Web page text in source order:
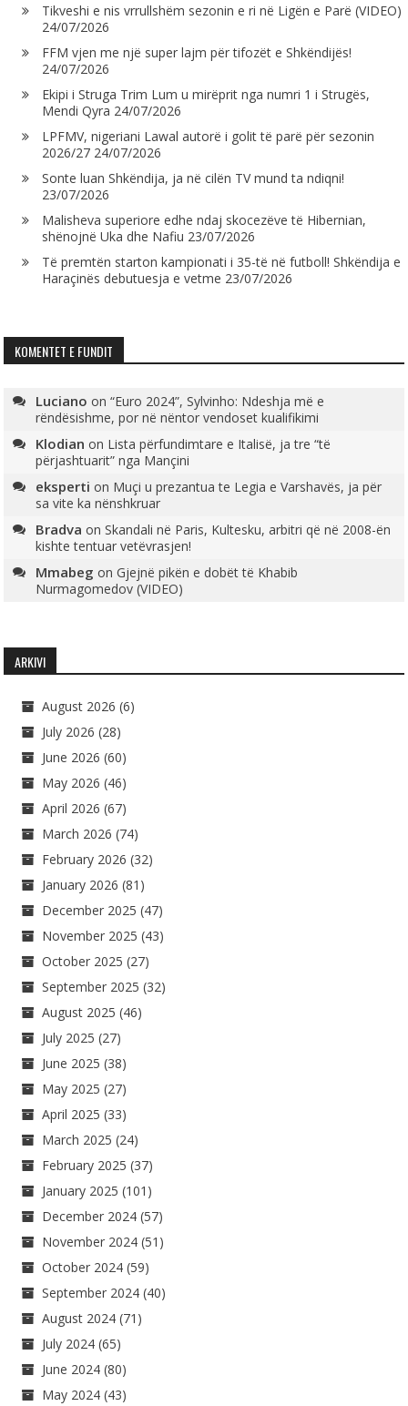
Tikveshi e nis vrrullshëm sezonin e ri në Ligën e Parë (VIDEO)
24/07/2026
FFM vjen me një super lajm për tifozët e Shkëndijës!
24/07/2026
Ekipi i Struga Trim Lum u mirëprit nga numri 1 i Strugës,
Mendi Qyra 24/07/2026
LPFMV, nigeriani Lawal autorë i golit të parë për sezonin
2026/27 24/07/2026
Sonte luan Shkëndija, ja në cilën TV mund ta ndiqni!
23/07/2026
Malisheva superiore edhe ndaj skocezëve të Hibernian,
shënojnë Uka dhe Nafiu 23/07/2026
Të premtën starton kampionati i 35-të në futboll! Shkëndija e
Haraçinës debutuesja e vetme 23/07/2026
KOMENTET E FUNDIT
Luciano on“Euro 2024”, Sylvinho: Ndeshja më e
rëndësishme, por në nëntor vendoset kualifikimi
Klodian on Lista përfundimtare e Italisë, ja tre “të
përjashtuarit” nga Mançini
eksperti on Muçi u prezantua te Legia e Varshavës, ja për
sa vite ka nënshkruar
Bradva onSkandali në Paris, Kultesku, arbitri që në 2008-ën
kishte tentuar vetëvrasjen!
Mmabeg onGjejnë pikën e dobët të Khabib
Nurmagomedov (VIDEO)
ARKIVI
August 2026 (6)
July 2026 (28)
June 2026 (60)
May 2026 (46)
April 2026 (67)
March 2026 (74)
February 2026 (32)
January 2026 (81)
December 2025 (47)
November 2025 (43)
October 2025 (27)
September 2025 (32)
August 2025 (46)
July 2025 (27)
June 2025 (38)
May 2025 (27)
April 2025 (33)
March 2025 (24)
February 2025 (37)
January 2025 (101)
December 2024 (57)
November 2024 (51)
October 2024 (59)
September 2024 (40)
August 2024 (71)
July 2024 (65)
June 2024 (80)
May 2024 (43)